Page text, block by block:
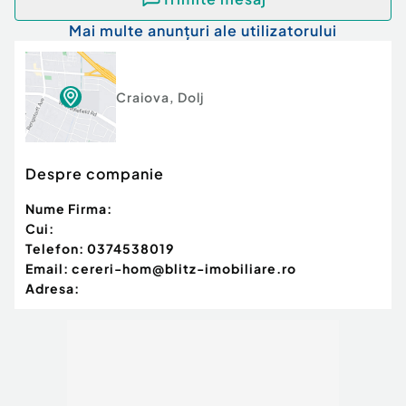
Mai multe anunțuri ale utilizatorului
Craiova, Dolj
Despre companie
Nume Firma:
Cui:
Telefon: 0374538019
Email: cereri-hom@blitz-imobiliare.ro
Adresa: